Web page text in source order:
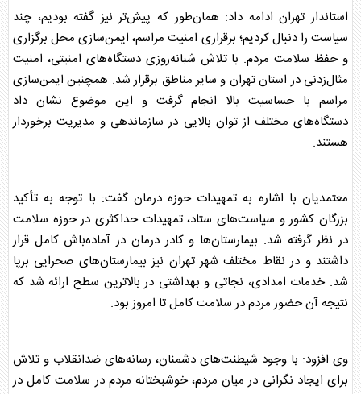
استاندار تهران ادامه داد: همان‌طور که پیش‌تر نیز گفته بودیم، چند
سیاست را دنبال کردیم؛ برقراری امنیت مراسم، ایمن‌سازی محل برگزاری
و حفظ سلامت مردم. با تلاش شبانه‌روزی دستگاه‌های امنیتی، امنیت
مثال‌زدنی در استان تهران و سایر مناطق برقرار شد. همچنین ایمن‌سازی
مراسم با حساسیت بالا انجام گرفت و این موضوع نشان داد
دستگاه‌های مختلف از توان بالایی در سازماندهی و مدیریت برخوردار
هستند.
معتمدیان با اشاره به تمهیدات حوزه درمان گفت: با توجه به تأکید
بزرگان کشور و سیاست‌های ستاد، تمهیدات حداکثری در حوزه سلامت
در نظر گرفته شد. بیمارستان‌ها و کادر درمان در آماده‌باش کامل قرار
داشتند و در نقاط مختلف شهر تهران نیز بیمارستان‌های صحرایی برپا
شد. خدمات امدادی، نجاتی و بهداشتی در بالاترین سطح ارائه شد که
نتیجه آن حضور مردم در سلامت کامل تا امروز بود.
وی افزود: با وجود شیطنت‌های دشمنان، رسانه‌های ضدانقلاب و تلاش
برای ایجاد نگرانی در میان مردم، خوشبختانه مردم در سلامت کامل در